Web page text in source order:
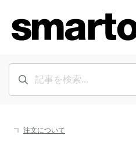
注文について